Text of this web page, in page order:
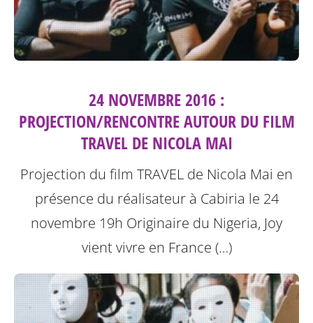
24 NOVEMBRE 2016 :
PROJECTION/RENCONTRE AUTOUR DU FILM
TRAVEL DE NICOLA MAI
Projection du film TRAVEL de Nicola Mai en
présence du réalisateur à Cabiria le 24
novembre 19h Originaire du Nigeria, Joy
vient vivre en France (…)